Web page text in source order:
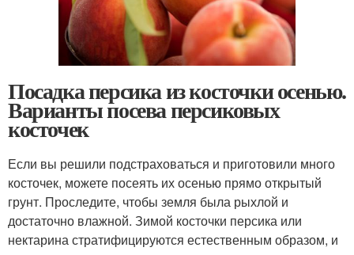
Посадка персика из косточки осенью.
Варианты посева персиковых
косточек
Если вы решили подстраховаться и приготовили много
косточек, можете посеять их осенью прямо открытый
грунт. Проследите, чтобы земля была рыхлой и
достаточно влажной. Зимой косточки персика или
нектарина стратифицируются естественным образом, и